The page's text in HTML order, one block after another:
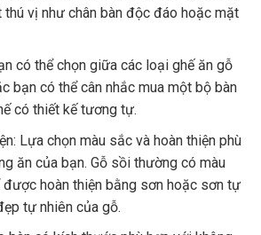
vị như chân bàn độc đáo hoặc mặt
có thể chọn giữa các loại ghế ăn gỗ
bạn có thể cân nhắc mua một bộ bàn
có thiết kế tương tự.
Lựa chọn màu sắc và hoàn thiện phù
ăn của bạn. Gỗ sồi thường có màu
hoàn thiện bằng sơn hoặc sơn tự
tự nhiên của gỗ.